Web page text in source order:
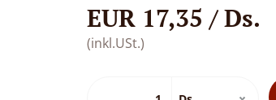
EUR 17,35 / Ds.
(inkl.USt.)